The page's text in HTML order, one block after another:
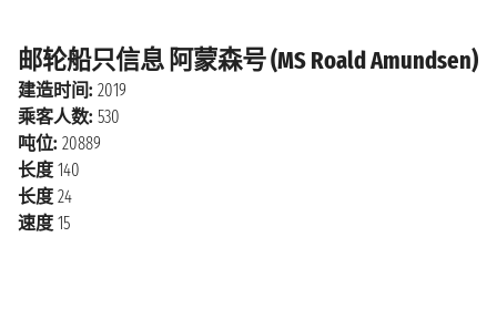
邮轮船只信息 阿蒙森号 (MS Roald Amundsen)
建造时间: 2019
乘客人数: 530
吨位: 20889
长度 140
长度 24
速度 15